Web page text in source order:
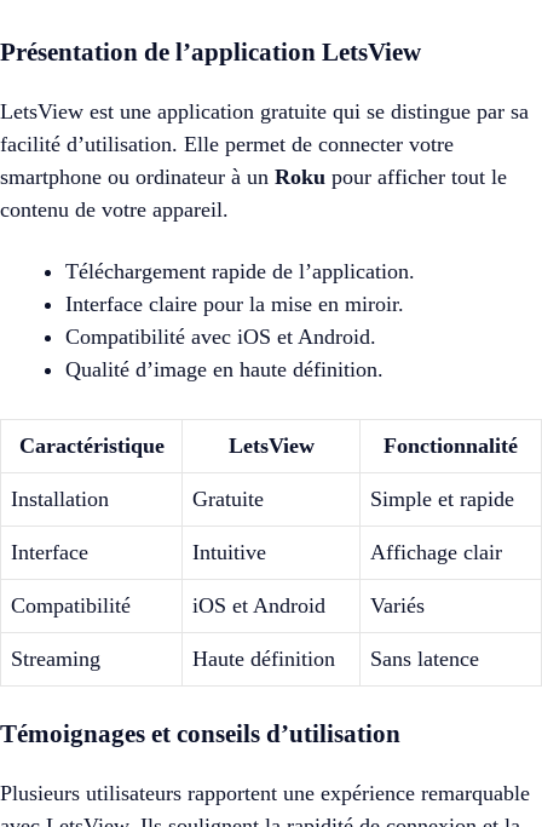
Présentation de l’application LetsView
LetsView est une application gratuite qui se distingue par sa
facilité d’utilisation. Elle permet de connecter votre
smartphone ou ordinateur à un Roku pour afficher tout le
contenu de votre appareil.
Téléchargement rapide de l’application.
Interface claire pour la mise en miroir.
Compatibilité avec iOS et Android.
Qualité d’image en haute définition.
Caractéristique LetsView Fonctionnalité
Installation Gratuite Simple et rapide
Interface Intuitive Affichage clair
Compatibilité iOS et Android Variés
Streaming Haute définition Sans latence
Témoignages et conseils d’utilisation
Plusieurs utilisateurs rapportent une expérience remarquable